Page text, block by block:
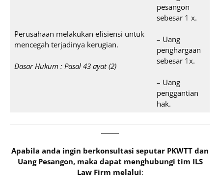
Perusahaan melakukan efisiensi untuk
mencegah terjadinya kerugian.
Dasar Hukum : Pasal 43 ayat (2)
pesangon
sebesar 1 x.
– Uang
penghargaan
sebesar 1x.
– Uang
penggantian
hak.
Apabila anda ingin berkonsultasi seputar PKWTT dan
Uang Pesangon, maka dapat menghubungi tim ILS
Law Firm melalui: